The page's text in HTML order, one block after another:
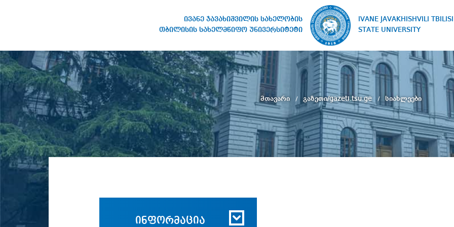
ივანე ჯავახიშვილის სახელობის
თბილისის სახელმწიფო უნივერსიტეტი
IVANE JAVAKHISHVILI TBILISI
STATE UNIVERSITY
სახელობის თბილისის
სახელმწიფო უნივერსიტეტი
მთავარი გაზეთი/gazeti.tsu.ge სიახლეები
ინფორმაცია